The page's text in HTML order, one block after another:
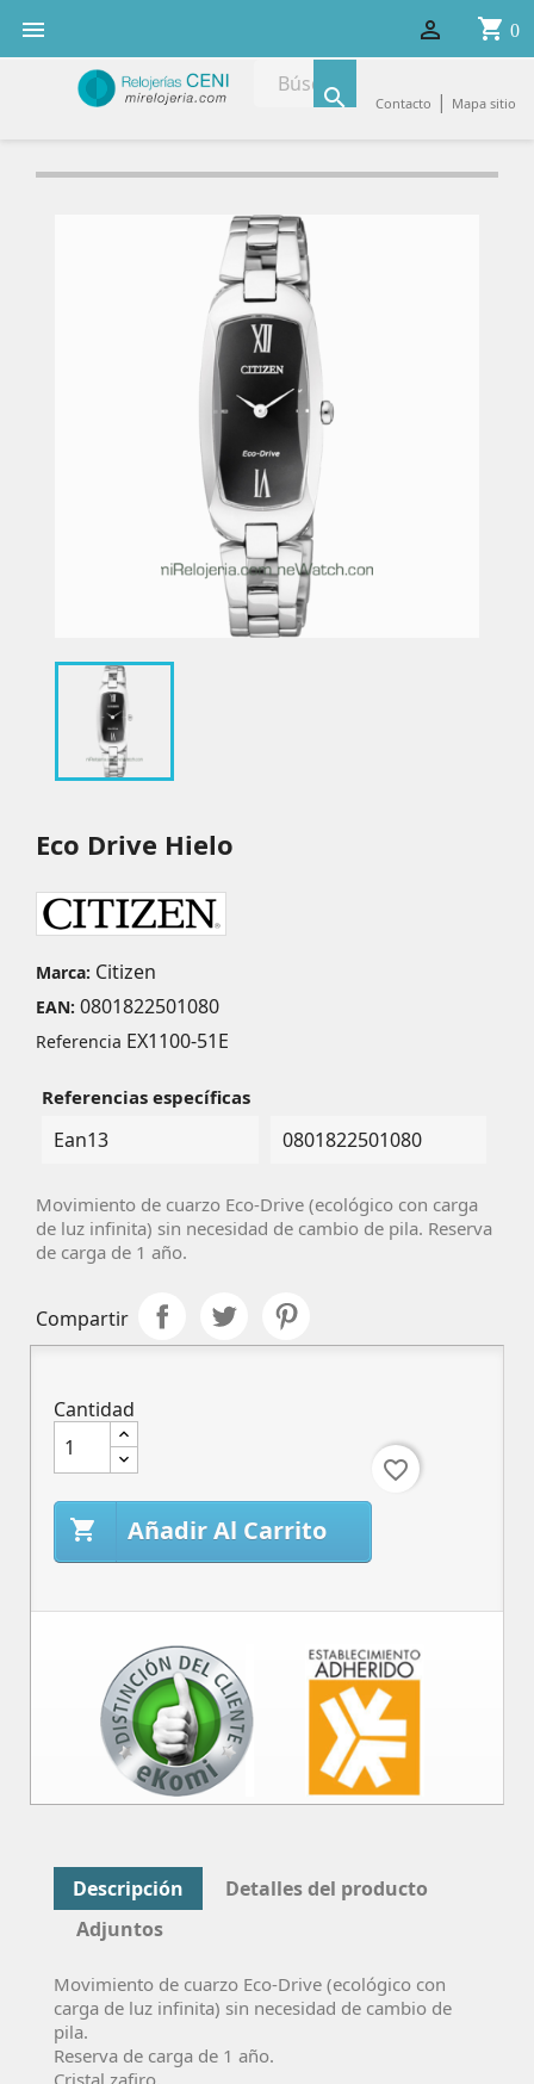
 shopping_cart 0

 Contacto | Mapa sitio
Eco Drive Hielo
Marca: Citizen
EAN: 0801822501080
Referencia EX1100-51E
Referencias específicas
Ean13 0801822501080
Movimiento de cuarzo Eco-Drive (ecológico con carga
de luz infinita) sin necesidad de cambio de pila. Reserva
de carga de 1 año.
Compartir
Cantidad
 Añadir Al Carrito
favorite_border
Descripción
Detalles del producto
Adjuntos
Movimiento de cuarzo Eco-Drive (ecológico con
carga de luz infinita) sin necesidad de cambio de
pila.
Reserva de carga de 1 año.
Cristal zafiro.